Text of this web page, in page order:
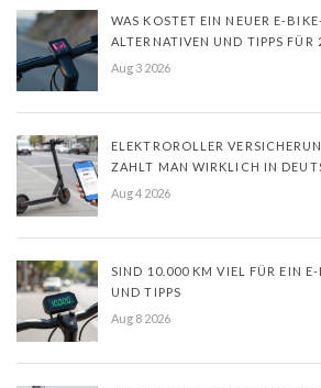
WAS KOSTET EIN NEUER E-
ALTERNATIVEN UND TIPPS FÜR
Aug 3 2026
ELEKTROROLLER
ZAHLT MAN WIRKLICH IN
Aug 4 2026
SIND 10.000 KM VIEL FÜR EIN
UND TIPPS
Aug 8 2026